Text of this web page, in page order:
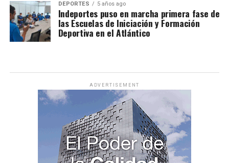
DEPORTES 5 años ago
Indeportes puso en marcha primera fase de
las Escuelas de Iniciación y Formación
Deportiva en el Atlántico
ADVERTISEMENT